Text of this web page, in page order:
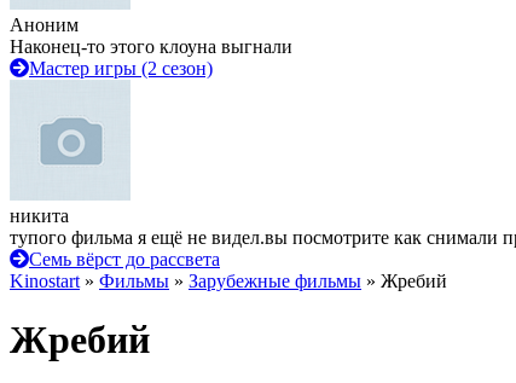
Аноним
Наконец-то этого клоуна выгнали
Мастер игры (2 сезон)
никита
тупого фильма я ещё не видел.вы посмотрите как снимали
Семь вёрст до рассвета
Kinostart » Фильмы » Зарубежные фильмы » Жребий
Жребий